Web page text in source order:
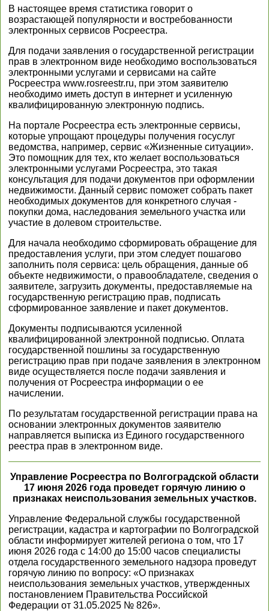
В настоящее время статистика говорит о
возрастающей популярности и востребованности
электронных сервисов Росреестра.
Для подачи заявления о государственной регистрации
прав в электронном виде необходимо воспользоваться
электронными услугами и сервисами на сайте
Росреестра www.rosreestr.ru, при этом заявителю
необходимо иметь доступ в интернет и усиленную
квалифицированную электронную подпись.
На портале Росреестра есть электронные сервисы,
которые упрощают процедуры получения госуслуг
ведомства, например, сервис «Жизненные ситуации».
Это помощник для тех, кто желает воспользоваться
электронными услугами Росреестра, это такая
консультация для подачи документов при оформлении
недвижимости. Данный сервис поможет собрать пакет
необходимых документов для конкретного случая -
покупки дома, наследования земельного участка или
участие в долевом строительстве.
Для начала необходимо сформировать обращение для
предоставления услуги, при этом следует пошагово
заполнить поля сервиса: цель обращения, данные об
объекте недвижимости, о правообладателе, сведения о
заявителе, загрузить документы, предоставляемые на
государственную регистрацию прав, подписать
сформированное заявление и пакет документов.
Документы подписываются усиленной
квалифицированной электронной подписью. Оплата
государственной пошлины за государственную
регистрацию прав при подаче заявления в электронном
виде осуществляется после подачи заявления и
получения от Росреестра информации о ее
начислении.
По результатам государственной регистрации права на
основании электронных документов заявителю
направляется выписка из Единого государственного
реестра прав в электронном виде.
Управление Росреестра по Волгоградской области
17 июня 2026 года проведет горячую линию о
признаках неиспользования земельных участков.
Управление Федеральной службы государственной
регистрации, кадастра и картографии по Волгоградской
области информирует жителей региона о том, что 17
июня 2026 года с 14:00 до 15:00 часов специалисты
отдела государственного земельного надзора проведут
горячую линию по вопросу: «О признаках
неиспользования земельных участков, утвержденных
постановлением Правительства Российской
Федерации от 31.05.2025 № 826».